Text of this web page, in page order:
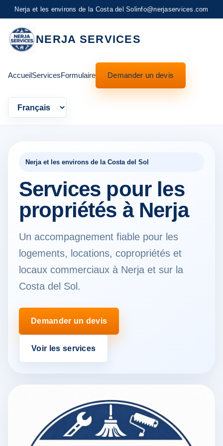
Nerja et les environs de la Costa del Sol info@nerjaservices.com
NERJA SERVICES
AccueilServicesFormulaire Demander un devis
Language
Nerja et les environs de la Costa del Sol
Services pour les
propriétés à Nerja
Un accompagnement fiable pour les
logements, locations, copropriétés et
locaux commerciaux à Nerja et sur la
Costa del Sol.
Demander un devis
Voir les services